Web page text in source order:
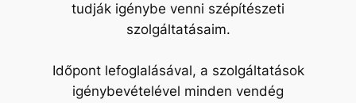
tudják igénybe venni szépítészeti
szolgáltatásaim.
Időpont lefoglalásával, a szolgáltatások
igénybevételével minden vendég